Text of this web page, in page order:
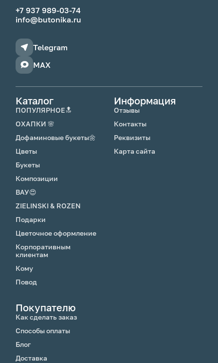
переохлаждай.
8.Каждый день промывай вазу моющим
и обновляй срез. На 2-3 день добавь
подкормку для цветов, которую получил с
букетом.
Особенности ухода за розами
🌸Чтобы продлить жизнь бутонов, не снимай
верхние неказистые лепестки (рубашку) -
они защищают бутон от внешней среды.
🌸Не допускай попадания воды на лепестки.
+7 937 989-03-74
info@butonika.ru
Telegram
MAX
Каталог
ПОПУЛЯРНОЕ🔝
ОХАПКИ 🌸
Дофаминовые букеты🌼
Цветы
Букеты
Композиции
ВАУ😍
ZIELINSKI & ROZEN
Подарки
Цветочное оформление
Корпоративным
клиентам
Кому
Повод
Информация
Отзывы
Контакты
Реквизиты
Карта сайта
Покупателю
Как сделать заказ
Способы оплаты
Блог
Доставка